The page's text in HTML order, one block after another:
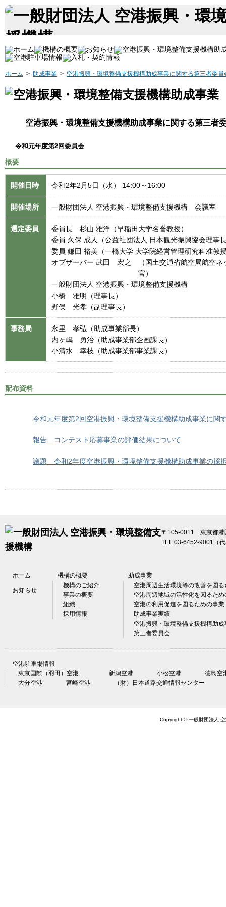
ホーム > 助成事業 > 空港振興・環境整備支援機構助成事業に関する第三者委員
空港振興・環境整備支援機構助成事業に関する第三者
令和元年度第2回委員会
概要
開催日時 令和2年2月5日（水） 14:00～16:00
開催場所 一般財団法人 空港振興・環境整備支援機構 会議室
選定委員
委員長 杉山 雅洋（早稲田大学名誉教授）
委員 久保 成人（公益社団法人 日本観光振興協会理事
委員 鎌田 裕美（一橋大学 大学院経営管理研究科准教
オブザーバー 武田 宏之
（国土交通省航空局航空
官）
一般財団法人 空港振興・環境整備支援機構
小橋 雅明（理事長）
野俣 光孝（副理事長）
事務局
永里 孝弘（助成事業部長）
内ヶ嶋 勇治（助成事業部企画課長）
小清水 幸枝（助成事業部事業課長）
配布資料
令和元年度第2回空港振興・環境整備支援機構助成事業に関
報告 コンテスト応募事業の評価結果について
議題 令和2年度空港振興・環境整備支援機構助成事業の採
〒105-0011 東京都
TEL 03-6452-9001（
ホーム 機構の概要 助成事業
お知らせ
機構のご紹介
事業の概要
組織
採用情報
空港周辺生活環境等の改善を図
空港周辺地域の活性化を図るため
空港の利用促進を図るための事業
助成事業実績
空港振興・環境整備支援機構助
第三者委員会
空港駐車場情報
東京国際（羽田）空港
新潟空港 小松空港
徳島空
大分空港
宮崎空港 （財）日本道路交通情報センター
Copyright © 一般財団法人